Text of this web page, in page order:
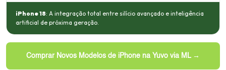
iPhone 18: A integração total entre silício avançado e inteligência
artificial de próxima geração.
Comprar Novos Modelos de iPhone na Yuvo via ML →